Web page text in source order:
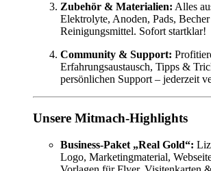
Zubehör & Materialien: Alles
Elektrolyte, Anoden, Pads,
Reinigungsmittel. Sofort startklar!
Community & Support:
Erfahrungsaustausch, Tipps &
persönlichen Support – jederzeit
Unsere Mitmach-Highlights
Business-Paket „Real Gold“:
Logo, Marketingmaterial,